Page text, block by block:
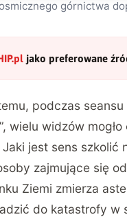
górnictwa
jako preferowane
podczas seansu
wielu widzów mogło
jest sens szkolić
zajmujące się
Ziemi zmierza
do katastrofy w